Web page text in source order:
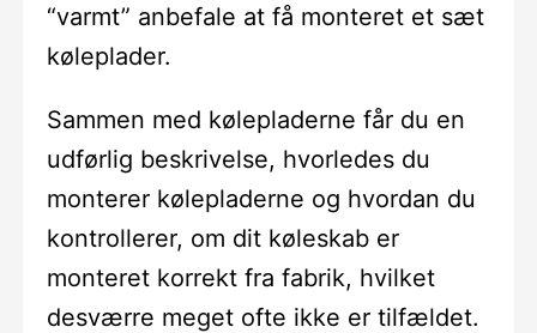
“varmt” anbefale at få monteret et sæt
køleplader.
Sammen med kølepladerne får du en
udførlig beskrivelse, hvorledes du
monterer kølepladerne og hvordan du
kontrollerer, om dit køleskab er
monteret korrekt fra fabrik, hvilket
desværre meget ofte ikke er tilfældet.